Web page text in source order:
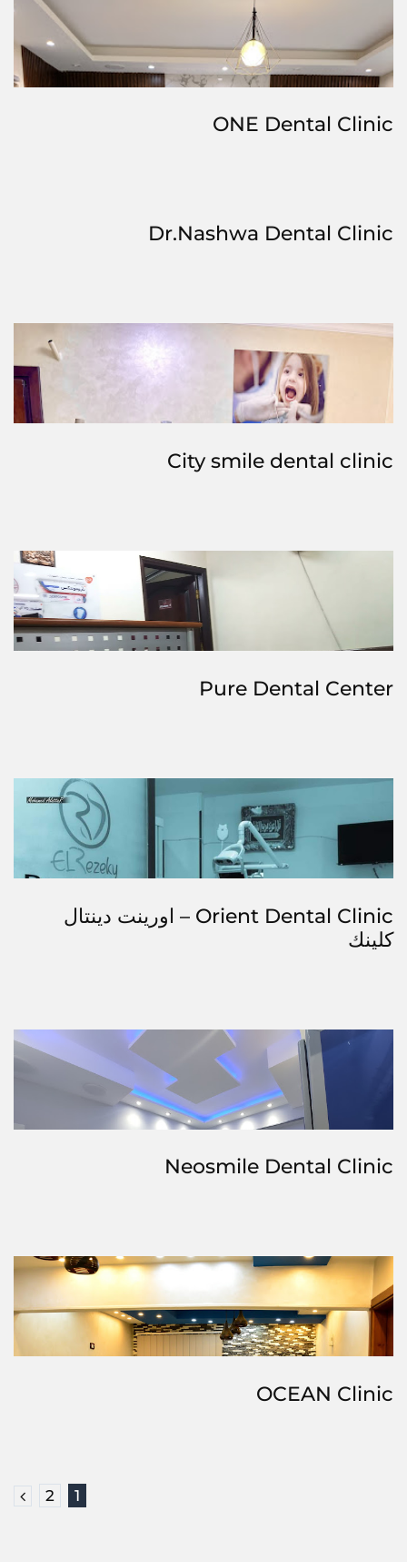
ONE Dental Clinic
Dr.Nashwa Dental Clinic
City smile dental clinic
Pure Dental Center
Orient Dental Clinic – اورينت دينتال
كلينك
Neosmile Dental Clinic
OCEAN Clinic
1
2